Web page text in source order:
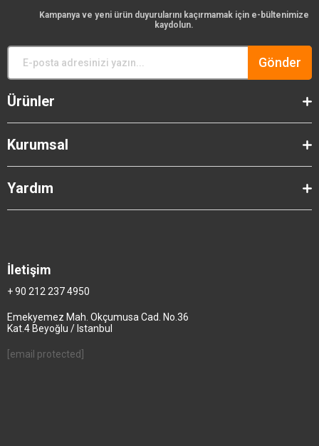
Kampanya ve yeni ürün duyurularını kaçırmamak için e-bültenimize
kaydolun.
Gönder
Ürünler
Kurumsal
Yardım
İletişim
+ 90 212 237 4950
Emekyemez Mah. Okçumusa Cad. No.36
Kat.4 Beyoğlu / Istanbul
[email protected]